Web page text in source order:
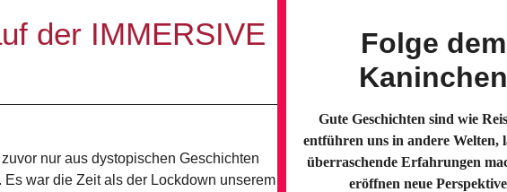
der IMMERSIVE
nur aus dystopischen Geschichten
war die Zeit als der Lockdown unserem
Folge dem
Gute Geschichten sind wie
entführen uns in andere Welten,
überraschende Erfahrungen
eröffnen neue